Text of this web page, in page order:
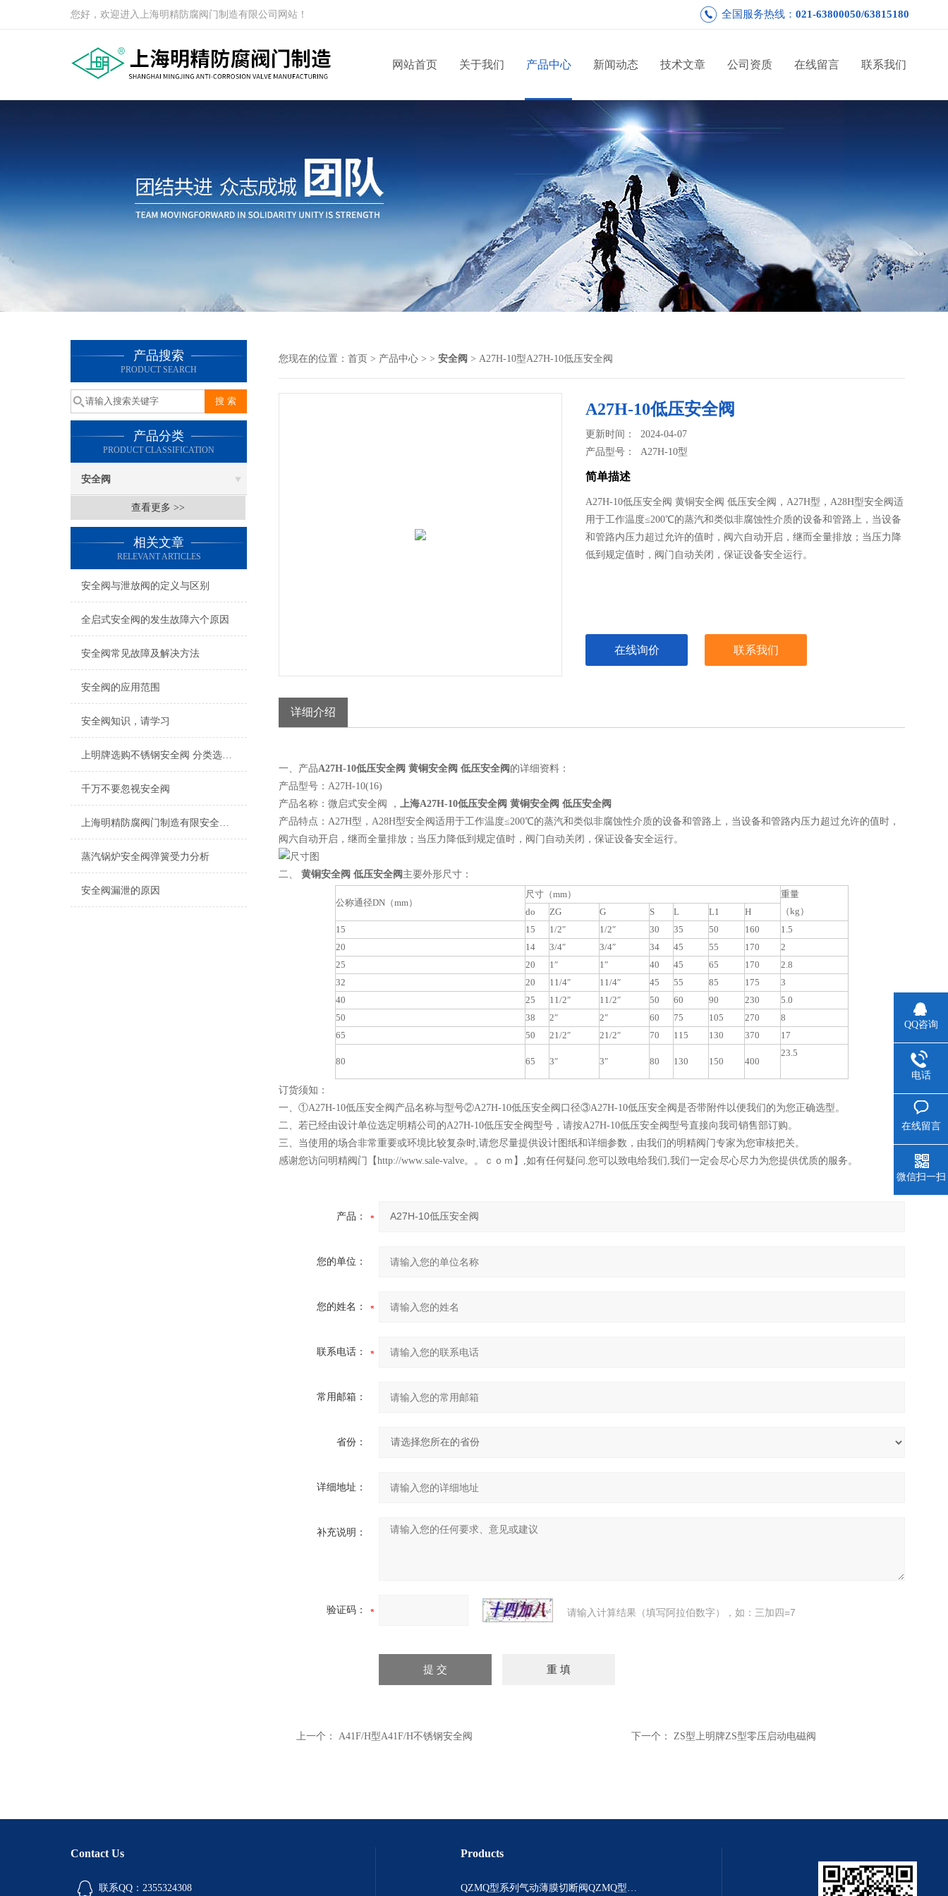
您好，欢迎进入上海明精防腐阀门制造有限公司网站！ 全国服务热线： 021-63800050/63815180
网站首页 关于我们 产品中心 新闻动态 技术文章 公司资质 在线留言 联系我们
产品搜索
PRODUCT SEARCH
产品分类
PRODUCT CLASSIFICATION
安全阀
查看更多 >>
相关文章
RELEVANT ARTICLES
安全阀与泄放阀的定义与区别
全启式安全阀的发生故障六个原因
安全阀常见故障及解决方法
安全阀的应用范围
安全阀知识，请学习
上明牌选购不锈钢安全阀 分类选择Z重要
千万不要忽视安全阀
上海明精防腐阀门制造有限安全阀虽小，但作用巨大
蒸汽锅炉安全阀​弹簧受力分析
安全阀漏泄的原因
您现在的位置： 首页 > 产品中心 > > 安全阀 > A27H-10型A27H-10低压安全阀
A27H-10低压安全阀
更新时间： 2024-04-07
产品型号：A27H-10型
简单描述
A27H-10低压安全阀 黄铜安全阀 低压安全阀，A27H型，A28H型安全阀适
用于工作温度≤200℃的蒸汽和类似非腐蚀性介质的设备和管路上，当设备
和管路内压力超过允许的值时，阀六自动开启，继而全量排放；当压力降
低到规定值时，阀门自动关闭，保证设备安全运行。
在线询价 联系我们
详细介绍
一、产品A27H-10低压安全阀 黄铜安全阀 低压安全阀 的详细资料：
产品型号：A27H-10(16)
产品名称：微启式安全阀 ， 上海A27H-10低压安全阀 黄铜安全阀 低压安全阀
产品特点：A27H型，A28H型安全阀适用于工作温度≤200℃的蒸汽和类似非腐蚀性介质的设备和管路上，当设备和管路内压力超过允许的值时，
阀六自动开启，继而全量排放；当压力降低到规定值时，阀门自动关闭，保证设备安全运行。
二、 黄铜安全阀 低压安全阀 主要外形尺寸：
公称通径DN（mm）
尺寸（mm）
重量
（kg）
do ZG G S L L1
H
15
15 1/2″ 1/2″ 30 35 50 160
1.5
20
14 3/4″ 3/4″ 34 45 55 170
2
25
20 1″ 1″ 40 45 65 170
2.8
32
20 11/4″ 11/4″ 45 55 85 175
3
40
25 11/2″ 11/2″ 50 60 90 230
5.0
50
38 2″ 2″ 60 75 105 270
8
65
50 21/2″ 21/2″ 70 115 130 370 17
80 65 3″ 3″ 80 130 150 400
23.5
订货须知：
一、①A27H-10低压安全阀产品名称与型号②A27H-10低压安全阀口径③A27H-10低压安全阀是否带附件以便我们的为您正确选型。
二、若已经由设计单位选定明精公司的A27H-10低压安全阀型号，请按A27H-10低压安全阀型号直接向我司销售部订购。
三、当使用的场合非常重要或环境比较复杂时,请您尽量提供设计图纸和详细参数，由我们的明精阀门专家为您审核把关。
感谢您访问明精阀门【http://www.sale-valve。。ｃｏｍ】,如有任何疑问.您可以致电给我们,我们一定会尽心尽力为您提供优质的服务。
产品：
您的单位：
您的姓名：
联系电话：
常用邮箱：
省份：
详细地址：
补充说明：
验证码： 请输入计算结果（填写阿拉伯数字），如：三加四=7
上一个： A41F/H型A41F/H不锈钢安全阀 下一个： ZS型上明牌ZS型零压启动电磁阀
Contact Us
联系QQ：2355324308
Products
QZMQ型系列气动薄膜切断阀QZMQ型系列气动薄膜切断阀
QQ咨询
电话
在线留言
微信扫一扫